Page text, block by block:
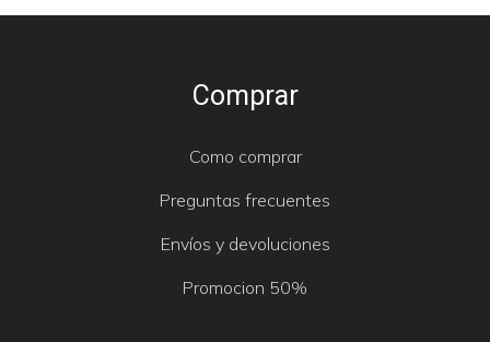
Comprar
Como comprar
Preguntas frecuentes
Envíos y devoluciones
Promocion 50%